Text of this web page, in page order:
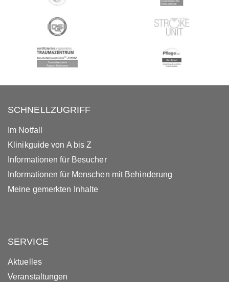
SCHNELLZUGRIFF
Im Notfall
Klinikguide von A bis Z
Informationen für Besucher
Informationen für Menschen mit Behinderung
Meine gemerkten Inhalte
SERVICE
Aktuelles
Veranstaltungen